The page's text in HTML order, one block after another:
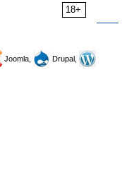
18+
Joomla,
Drupal,